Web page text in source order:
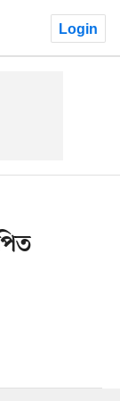
Login